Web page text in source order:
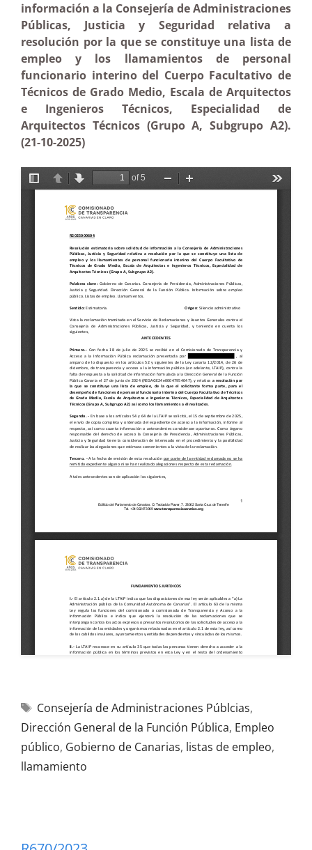
información a la Consejería de Administraciones
Públicas, Justicia y Seguridad relativa a
resolución por la que se constituye una lista de
empleo y los llamamientos de personal
funcionario interino del Cuerpo Facultativo de
Técnicos de Grado Medio, Escala de Arquitectos
e Ingenieros Técnicos, Especialidad de
Arquitectos Técnicos (Grupo A, Subgrupo A2).
(21-10-2025)
Consejería de Administraciones Públcias,
Dirección General de la Función Pública, Empleo
público, Gobierno de Canarias, listas de empleo,
llamamiento